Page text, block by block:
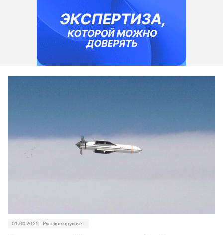
01.04.2025 Русское оружие